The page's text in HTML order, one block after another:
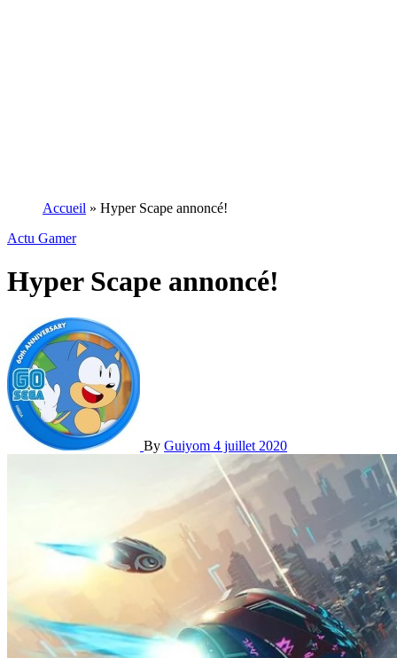
Accueil » Hyper Scape annoncé!
Actu Gamer
Hyper Scape annoncé!
By Guiyom 4 juillet 2020